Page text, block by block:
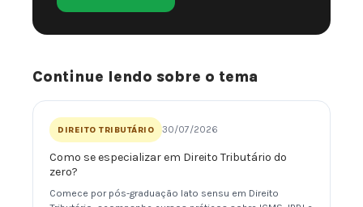
Continue lendo sobre o tema
DIREITO TRIBUTÁRIO 30/07/2026
Como se especializar em Direito Tributário do
zero?
Comece por pós-graduação lato sensu em Direito